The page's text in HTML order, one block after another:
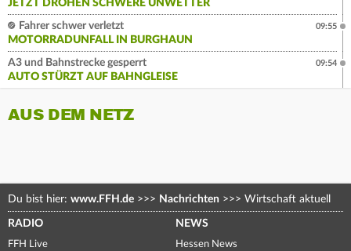
JETZT DROHEN SCHWERE UNWETTER
Fahrer schwer verletzt
MOTORRADUNFALL IN BURGHAUN
09:55
A3 und Bahnstrecke gesperrt
AUTO STÜRZT AUF BAHNGLEISE
09:54
AUS DEM NETZ
Du bist hier: www.FFH.de >>> Nachrichten >>> Wirtschaft aktuell
RADIO
FFH Live
NEWS
Hessen News